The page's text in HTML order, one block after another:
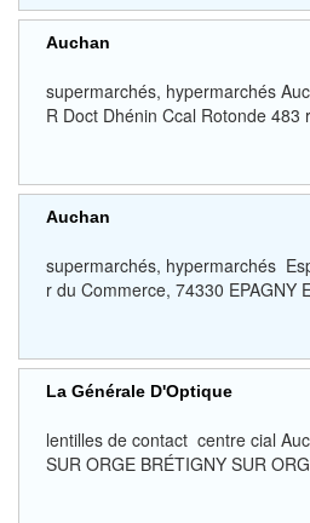
Auchan
supermarchés, hypermarchés
R Doct Dhénin Ccal Rotonde 483
Auchan
supermarchés, hypermarchés
r du Commerce, 74330 EPAGNY
La Générale D'Optique
lentilles de contact centre cial
SUR ORGE BRÉTIGNY SUR